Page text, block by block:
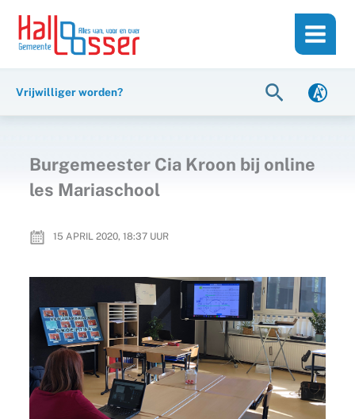
inhoud
naar
Vrijwilliger worden? Zoeken
Burgemeester Cia Kroon bij online
les Mariaschool
15 APRIL 2020, 18:37UUR